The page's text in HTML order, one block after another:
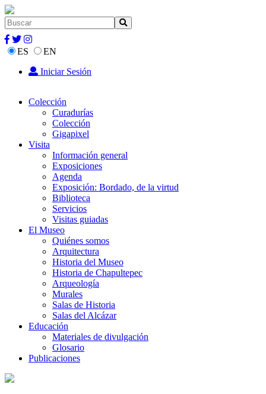
ES
EN
Iniciar Sesión
Colección
Curadurías
Colección
Gigapixel
Visita
Información general
Exposiciones
Agenda
Exposición: Bordado, de la virtud
Biblioteca
Servicios
Visitas guiadas
El Museo
Quiénes somos
Arquitectura
Historia del Museo
Historia de Chapultepec
Arqueología
Murales
Salas de Historia
Salas del Alcázar
Educación
Materiales de divulgación
Glosario
Publicaciones